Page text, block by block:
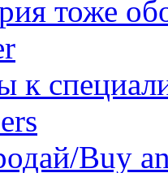
тоже
Buy